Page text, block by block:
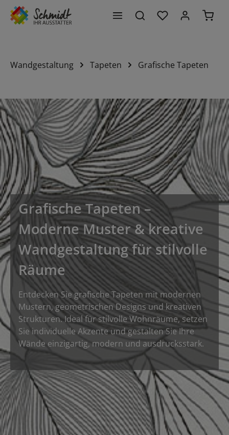
springen Du hast 0
Wandgestaltung Tapeten Grafische Tapeten
Grafische Tapeten –
Moderne Muster & kreative
Wandgestaltung für stilvolle
Räume
Entdecken Sie grafische Tapeten mit modernen
Mustern, geometrischen Designs und kreativen
Strukturen. Ideal für stilvolle Wohnräume, setzen
Sie individuelle Akzente und gestalten Sie Ihre
Wände einzigartig, modern und ausdrucksstark.